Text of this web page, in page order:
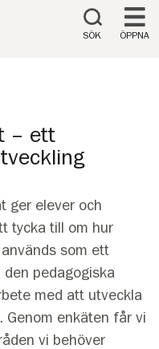
SÖK ÖPPNA
– ett
ger elever och
tycka till om hur
som ett
pedagogiska
med att utveckla
Genom enkäten får vi
vi behöver